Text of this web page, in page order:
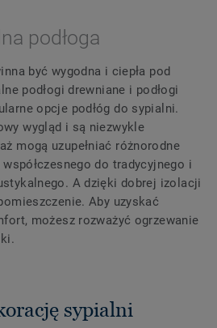
podłoga
być wygodna i ciepła pod
podłogi drewniane i podłogi
opcje podłóg do sypialni.
wygląd i są niezwykle
mogą uzupełniać różnorodne
do tradycyjnego i
A dzięki dobrej izolacji
Aby uzyskać
możesz rozważyć ogrzewanie
sypialni